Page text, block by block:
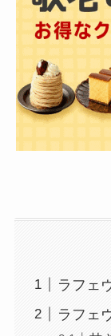
ラフェ
ラフェ